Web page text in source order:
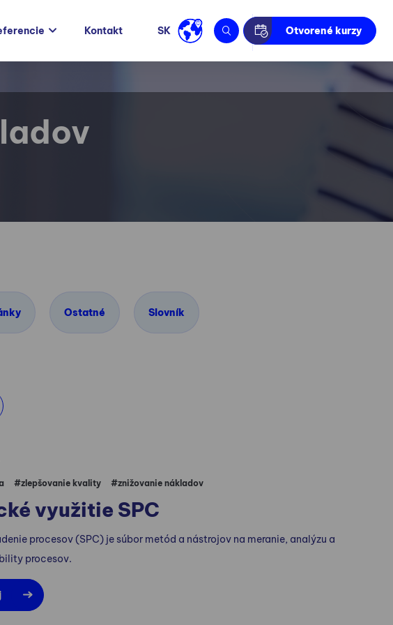
Kontakt SK Otvorené kurzy
Ostatné Slovník
#zlepšovanie kvality #znižovanie nákladov
využitie SPC
procesov (SPC) je súbor metód a nástrojov na meranie, analýzu a
procesov.